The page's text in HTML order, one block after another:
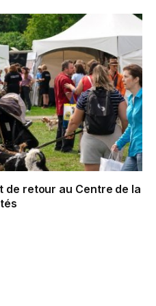
de retour au Centre de la